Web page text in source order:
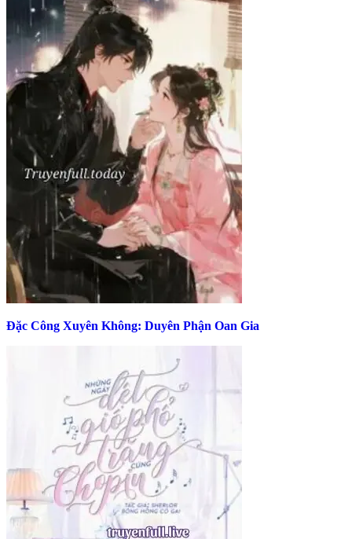
Đặc Công Xuyên Không: Duyên Phận Oan Gia